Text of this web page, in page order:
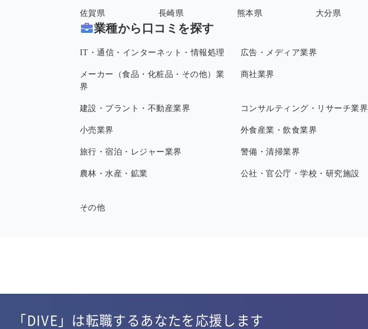
佐賀県 長崎県 熊本県 大分県
業種から口コミを探す
IT・通信・インターネット・情報処理 広告・メディア業界
メーカー（食品・化粧品・その他）業
界
商社業界
建設・プラント・不動産業界 コンサルティング・リサーチ業界
小売業界 外食産業・飲食業界
旅行・宿泊・レジャー業界 警備・清掃業界
農林・水産・鉱業 公社・官公庁・学校・研究施設
その他
「DIVE」は転職するあなたを応援します